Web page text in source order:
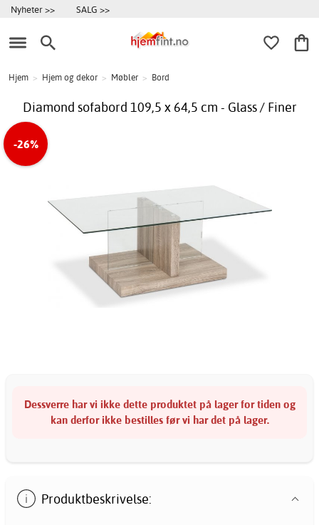
Nyheter >> SALG >>
Hjem > Hjem og dekor > Møbler > Bord
Diamond sofabord 109,5 x 64,5 cm - Glass / Finer
-26%
Dessverre har vi ikke dette produktet på lager for tiden og
kan derfor ikke bestilles før vi har det på lager.
Produktbeskrivelse: